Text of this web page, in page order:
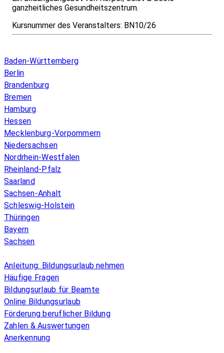
ganzheitliches Gesundheitszentrum.
Kursnummer des Veranstalters: BN10/26
Baden-Württemberg
Berlin
Brandenburg
Bremen
Hamburg
Hessen
Mecklenburg-Vorpommern
Niedersachsen
Nordrhein-Westfalen
Rheinland-Pfalz
Saarland
Sachsen-Anhalt
Schleswig-Holstein
Thüringen
Bayern
Sachsen
Anleitung: Bildungsurlaub nehmen
Häufige Fragen
Bildungsurlaub für Beamte
Online Bildungsurlaub
Förderung beruflicher Bildung
Zahlen & Auswertungen
Anerkennung